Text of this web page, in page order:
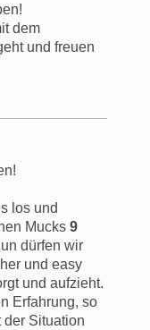
dem
und freuen
los und
Mucks 9
dürfen wir
und easy
und aufzieht.
Erfahrung, so
der Situation